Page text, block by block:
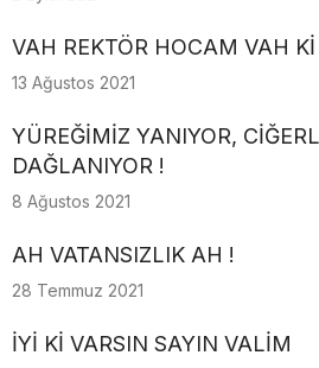
VAH REKTÖR HOCAM VAH
13 Ağustos 2021
YÜREĞİMİZ YANIYOR,
DAĞLANIYOR !
8 Ağustos 2021
AH VATANSIZLIK AH !
28 Temmuz 2021
İYİ Kİ VARSIN SAYIN VALİM